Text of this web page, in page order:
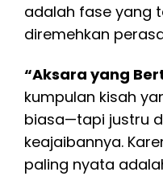
adalah fase yang
diremehkan
“Aksara yang
kumpulan kisah
biasa—tapi justru
keajaibannya.
paling nyata